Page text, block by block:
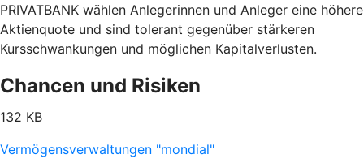
PRIVATBANK wählen Anlegerinnen und Anleger eine höhere
Aktienquote und sind tolerant gegenüber stärkeren
Kursschwankungen und möglichen Kapitalverlusten.
Chancen und Risiken
132 KB
Vermögensverwaltungen "mondial"